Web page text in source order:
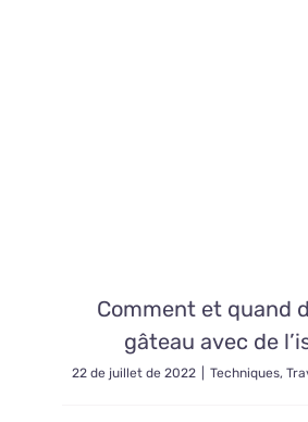
Comment et quand
gâteau avec de
22 de juillet de 2022 Techniques,